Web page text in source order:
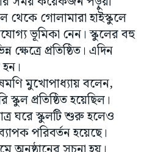
থেকে গোলামারা হাইস্কুলে
ভূমিকা নেন। স্কুলের বহু
ক্ষেত্রে প্রতিষ্ঠিত। এদিন
মুখোপাধ্যায় বলেন,
প্রতিষ্ঠিত হয়েছিল।
ঘরে স্কুলটি শুরু হলেও
পরিবর্তন হয়েছে।